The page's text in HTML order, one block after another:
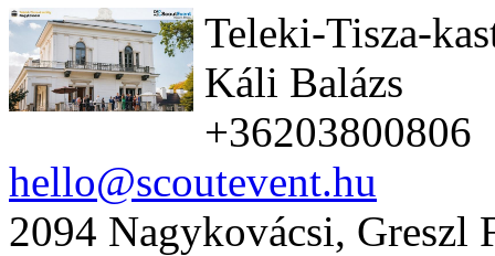
Teleki-Tisza-
Káli Balázs
+36203800806
hello@scoutevent.hu
2094 Nagykovácsi, Greszl